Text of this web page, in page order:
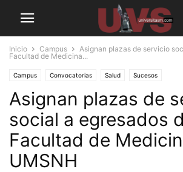
Inicio Campus
Asignan plazas de servicio
Facultad de Medicina...
Campus Convocatorias Salud Sucesos
Asignan plazas de
social a egresados
Facultad de
UMSNH